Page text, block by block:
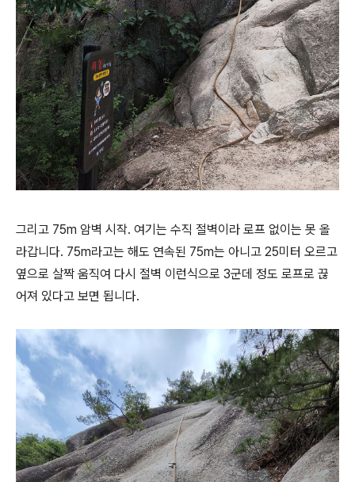
그리고 75m 암벽 시작. 여기는 수직 절벽이라 로프 없이는 못 올
라갑니다. 75m라고는 해도 연속된 75m는 아니고 25미터 오르고
옆으로 살짝 움직여 다시 절벽 이런식으로 3군데 정도 로프로 끊
어져 있다고 보면 됩니다.